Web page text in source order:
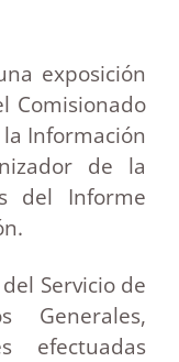
exposición
Comisionado
Información
de la
del Informe
Servicio de
Generales,
efectuadas